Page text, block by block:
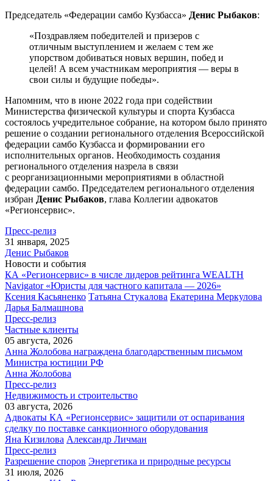
Председатель «Федерации самбо Кузбасса» Денис Рыбаков:
«Поздравляем победителей и призеров с
отличным выступлением и желаем с тем же
упорством добиваться новых вершин, побед и
целей! А всем участникам мероприятия — веры в
свои силы и будущие победы».
Напомним, что в июне 2022 года при содействии
Министерства физической культуры и спорта Кузбасса
состоялось учредительное собрание, на котором было принято
решение о создании регионального отделения Всероссийской
федерации самбо Кузбасса и формировании его
исполнительных органов. Необходимость создания
регионального отделения назрела в связи
с реорганизационными мероприятиями в областной
федерации самбо. Председателем регионального отделения
избран Денис Рыбаков, глава Коллегии адвокатов
«Регионсервис».
Пресс-релиз
31 января, 2025
Денис Рыбаков
Новости и события
КА «Регионсервис» в числе лидеров рейтинга WEALTH
Navigator «Юристы для частного капитала — 2026»
Ксения Касьяненко Татьяна Стукалова Екатерина Меркулова
Дарья Балмашнова
Пресс-релиз
Частные клиенты
05 августа, 2026
Анна Жолобова награждена благодарственным письмом
Министра юстиции РФ
Анна Жолобова
Пресс-релиз
Недвижимость и строительство
03 августа, 2026
Адвокаты КА «Регионсервис» защитили от оспаривания
сделку по поставке санкционного оборудования
Яна Кизилова Александр Личман
Пресс-релиз
Разрешение споров Энергетика и природные ресурсы
31 июля, 2026